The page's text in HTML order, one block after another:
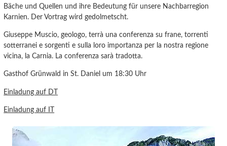
Bäche und Quellen und ihre Bedeutung für unsere Nachbarregion
Karnien. Der Vortrag wird gedolmetscht.
Giuseppe Muscio, geologo, terrà una conferenza su frane, torrenti
sotterranei e sorgenti e sulla loro importanza per la nostra regione
vicina, la Carnia. La conferenza sarà tradotta.
Gasthof Grünwald in St. Daniel um 18:30 Uhr
Einladung auf DT
Einladung auf IT